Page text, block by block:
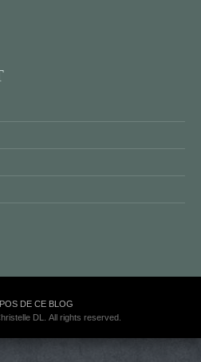
DE CE BLOG
DL. All rights reserved.